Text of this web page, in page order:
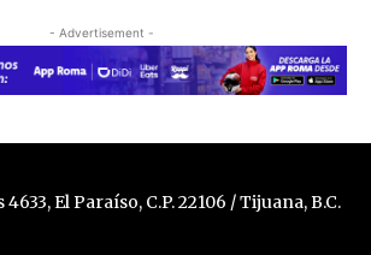
- Advertisement -
El Paraíso, C.P. 22106 / Tijuana, B.C.